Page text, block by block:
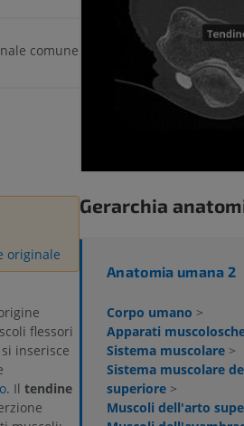
comune
originale
flessori
inserisce
. Il tendine
Gerarchia
Anatomia umana 2
Corpo umano >
Apparati
Sistema muscolare >
Sistema muscolare
superiore >
Muscoli dell'arto